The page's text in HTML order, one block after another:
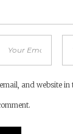
and website